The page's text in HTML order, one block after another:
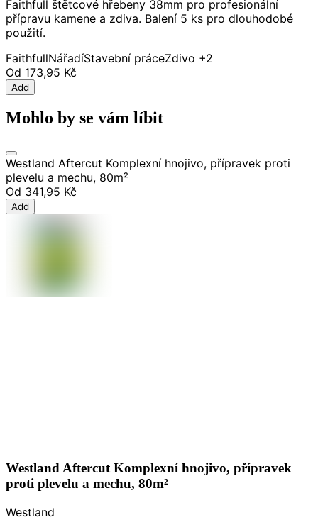
Faithfull štětcové hřebeny 38mm pro profesionální
přípravu kamene a zdiva. Balení 5 ks pro dlouhodobé
použití.
FaithfullNářadíStavební práceZdivo +2
Od 173,95 Kč
Add
Mohlo by se vám líbit
Westland Aftercut Komplexní hnojivo, přípravek proti
plevelu a mechu, 80m²
Od 341,95 Kč
Add
Westland Aftercut Komplexní hnojivo, přípravek
proti plevelu a mechu, 80m²
Westland